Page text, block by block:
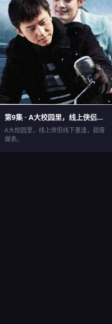
EP9 ⏱ 45分钟
第9集 · A大校园里，线上侠侣...
A大校园里，线上侠侣线下重逢，甜度
爆表。